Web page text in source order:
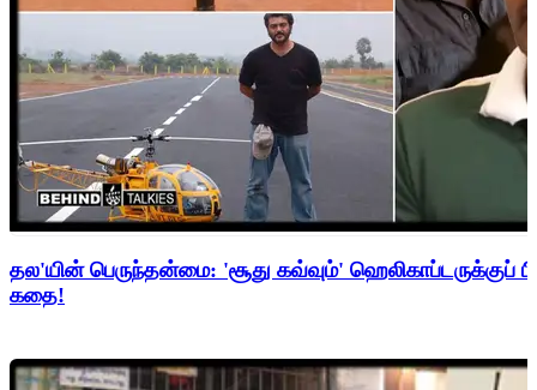
தல'யின் பெருந்தன்மை: 'சூது கவ்வும்' ஹெலிகாப்டருக்குப்
கதை!